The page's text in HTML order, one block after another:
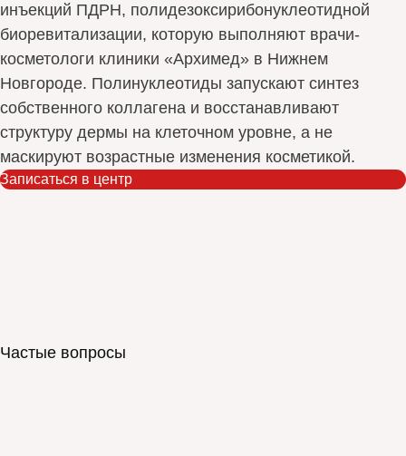
инъекций ПДРН, полидезоксирибонуклеотидной
биоревитализации, которую выполняют врачи-
косметологи клиники «Архимед» в Нижнем
Новгороде. Полинуклеотиды запускают синтез
собственного коллагена и восстанавливают
структуру дермы на клеточном уровне, а не
маскируют возрастные изменения косметикой.
Записаться в центр
Частые вопросы